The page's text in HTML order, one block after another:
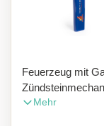
Feuerzeug mit
Flammenregler.
Mehr